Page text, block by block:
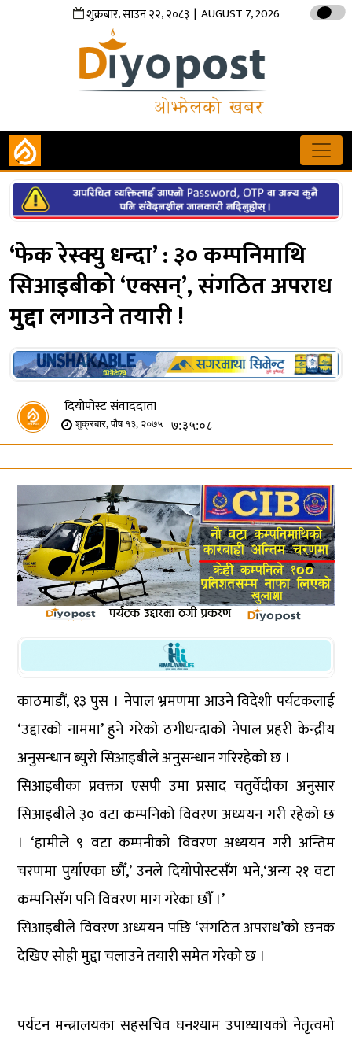
शुक्रबार,साउन२२,२०८३ | AUGUST 7, 2026
‘फेक रेस्क्यु धन्दा’ : ३० कम्पनिमाथि
सिआइबीको ‘एक्सन्’, संगठित अपराध
मुद्दा लगाउने तयारी !
दियोपोस्ट संवाददाता
शुक्रबार, पौष १३, २०७५ | ७:३५:०८
काठमाडौं, १३ पुस । नेपाल भ्रमणमा आउने विदेशी पर्यटकलाई
‘उद्दारको नाममा’ हुने गरेको ठगीधन्दाको नेपाल प्रहरी केन्द्रीय
अनुसन्धान ब्युरो सिआइबीले अनुसन्धान गरिरहेको छ ।
सिआइबीका प्रवक्ता एसपी उमा प्रसाद चतुर्वेदीका अनुसार
सिआइबीले ३० वटा कम्पनिको विवरण अध्ययन गरी रहेको छ
। ‘हामीले ९ वटा कम्पनीको विवरण अध्ययन गरी अन्तिम
चरणमा पुर्याएका छौँ,’ उनले दियोपोस्टसँग भने,‘अन्य २१ वटा
कम्पनिसँग पनि विवरण माग गरेका छौँ ।’
सिआइबीले विवरण अध्ययन पछि ‘संगठित अपराध’को छनक
देखिए सोही मुद्दा चलाउने तयारी समेत गरेको छ ।
पर्यटन मन्त्रालयका सहसचिव घनश्याम उपाध्यायको नेतृत्वमो